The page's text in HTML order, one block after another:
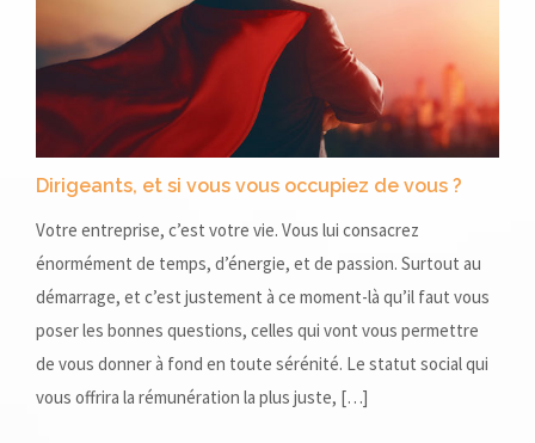
Dirigeants, et si vous vous occupiez de vous ?
Votre entreprise, c’est votre vie. Vous lui consacrez
énormément de temps, d’énergie, et de passion. Surtout au
démarrage, et c’est justement à ce moment-là qu’il faut vous
poser les bonnes questions, celles qui vont vous permettre
de vous donner à fond en toute sérénité. Le statut social qui
vous offrira la rémunération la plus juste, […]